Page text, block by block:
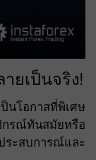
ยเป็นจริง!
นโอกาสที่พิเศษ
รณ์ทันสมัยหรือ
ระสบการณ์และ